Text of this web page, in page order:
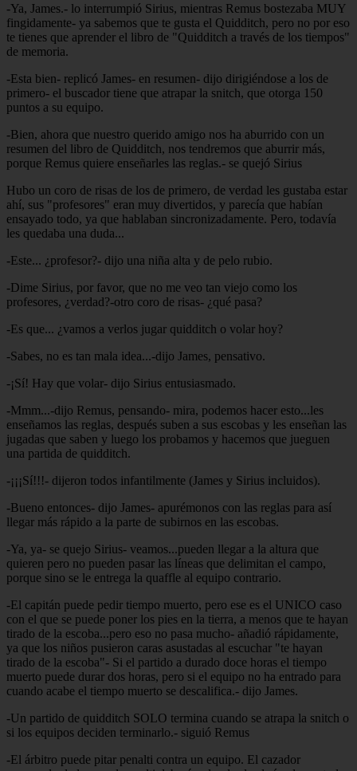
-Ya, James.- lo interrumpió Sirius, mientras Remus bostezaba MUY
fingidamente- ya sabemos que te gusta el Quidditch, pero no por eso
te tienes que aprender el libro de "Quidditch a través de los tiempos"
de memoria.
-Esta bien- replicó James- en resumen- dijo dirigiéndose a los de
primero- el buscador tiene que atrapar la snitch, que otorga 150
puntos a su equipo.
-Bien, ahora que nuestro querido amigo nos ha aburrido con un
resumen del libro de Quidditch, nos tendremos que aburrir más,
porque Remus quiere enseñarles las reglas.- se quejó Sirius
Hubo un coro de risas de los de primero, de verdad les gustaba estar
ahí, sus "profesores" eran muy divertidos, y parecía que habían
ensayado todo, ya que hablaban sincronizadamente. Pero, todavía
les quedaba una duda...
-Este... ¿profesor?- dijo una niña alta y de pelo rubio.
-Dime Sirius, por favor, que no me veo tan viejo como los
profesores, ¿verdad?-otro coro de risas- ¿qué pasa?
-Es que... ¿vamos a verlos jugar quidditch o volar hoy?
-Sabes, no es tan mala idea...-dijo James, pensativo.
-¡Sí! Hay que volar- dijo Sirius entusiasmado.
-Mmm...-dijo Remus, pensando- mira, podemos hacer esto...les
enseñamos las reglas, después suben a sus escobas y les enseñan las
jugadas que saben y luego los probamos y hacemos que jueguen
una partida de quidditch.
-¡¡¡Sí!!!- dijeron todos infantilmente (James y Sirius incluidos).
-Bueno entonces- dijo James- apurémonos con las reglas para así
llegar más rápido a la parte de subirnos en las escobas.
-Ya, ya- se quejo Sirius- veamos...pueden llegar a la altura que
quieren pero no pueden pasar las líneas que delimitan el campo,
porque sino se le entrega la quaffle al equipo contrario.
-El capitán puede pedir tiempo muerto, pero ese es el UNICO caso
con el que se puede poner los pies en la tierra, a menos que te hayan
tirado de la escoba...pero eso no pasa mucho- añadió rápidamente,
ya que los niños pusieron caras asustadas al escuchar "te hayan
tirado de la escoba"- Si el partido a durado doce horas el tiempo
muerto puede durar dos horas, pero si el equipo no ha entrado para
cuando acabe el tiempo muerto se descalifica.- dijo James.
-Un partido de quidditch SOLO termina cuando se atrapa la snitch o
si los equipos deciden terminarlo.- siguió Remus
-El árbitro puede pitar penalti contra un equipo. El cazador